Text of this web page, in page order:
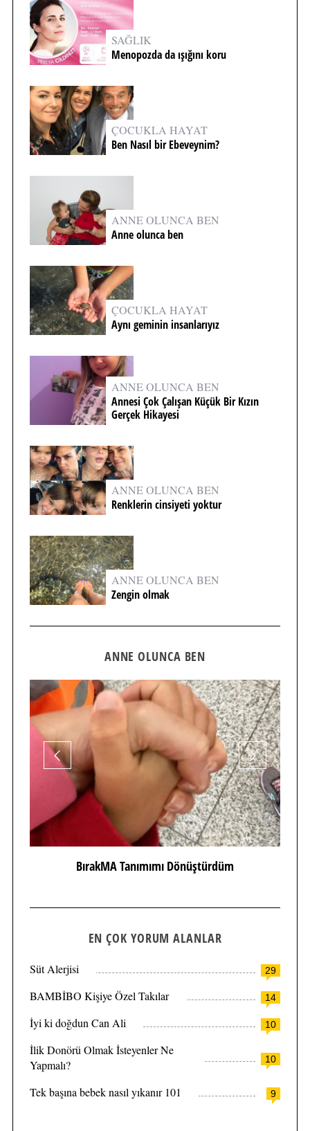
SAĞLIK
Menopozda da ışığını koru
ÇOCUKLA HAYAT
Ben Nasıl bir Ebeveynim?
ANNE OLUNCA BEN
Anne olunca ben
ÇOCUKLA HAYAT
Aynı geminin insanlarıyız
ANNE OLUNCA BEN
Annesi Çok Çalışan Küçük Bir Kızın
Gerçek Hikayesi
ANNE OLUNCA BEN
Renklerin cinsiyeti yoktur
ANNE OLUNCA BEN
Zengin olmak
ANNE OLUNCA BEN
BırakMA Tanımımı Dönüştürdüm
EN ÇOK YORUM ALANLAR
29
Süt Alerjisi
14
BAMBİBO Kişiye Özel Takılar
10
İyi ki doğdun Can Ali
10
İlik Donörü Olmak İsteyenler Ne
Yapmalı?
9
Tek başına bebek nasıl yıkanır 101